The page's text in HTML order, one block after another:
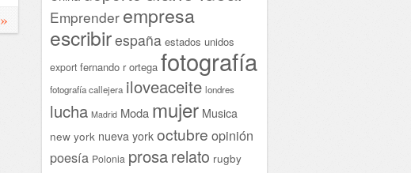
» Emprender empresa
escribirespaña estados unidos
export fernando r ortega fotografía
fotografía callejera iloveaceite londres
lucha Madrid Moda mujer Musica
new york nueva york octubre opinión
poesía Polonia prosarelato rugby